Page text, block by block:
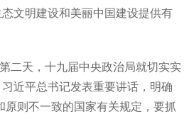
文明建设和美丽中国建设提供有
二天，十九届中央政治局就切实实
近平总书记发表重要讲话，明确
原则不一致的国家有关规定，要抓